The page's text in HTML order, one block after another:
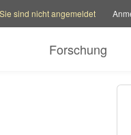
Sie sind nicht angemeldet
Forschung